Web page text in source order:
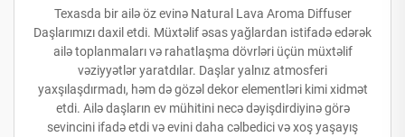
Texasda bir ailə öz evinə Natural Lava Aroma Diffuser
Daşlarımızı daxil etdi. Müxtəlif əsas yağlardan istifadə edərək
ailə toplanmaları və rahatlaşma dövrləri üçün müxtəlif
vəziyyətlər yaratdılar. Daşlar yalnız atmosferi
yaxşılaşdırmadı, həm də gözəl dekor elementləri kimi xidmət
etdi. Ailə daşların ev mühitini necə dəyişdirdiyinə görə
sevincini ifadə etdi və evini daha cəlbedici və xoş yaşayış